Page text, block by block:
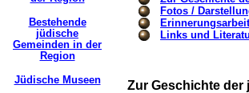
Bestehende
jüdische
Gemeinden in der
Region
Jüdische Museen
Fotos /
Links und
Zur Geschichte der